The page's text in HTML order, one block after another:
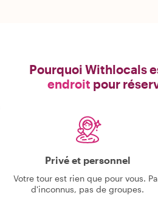
Pourquoi Withlocals
endroit pour
Privé et personnel
Votre tour est rien que pour vous.
d'inconnus, pas de groupes.